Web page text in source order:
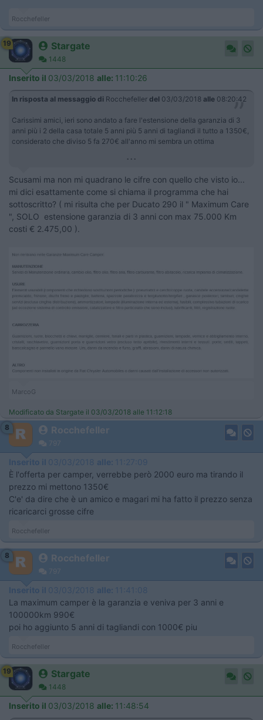
Rocchefeller
19 Stargate
1448
Inserito il 03/03/2018 alle: 11:10:26
In risposta al messaggio di Rocchefeller del 03/03/2018 alle 08:20:42
Carissimi amici, ieri sono andato a fare l'estensione della garanzia di 3
anni più i 2 della casa totale 5 anni più 5 anni di tagliandi il tutto a 1350€,
considerato che diviso 5 fa 270€ all'anno mi sembra un ottima
...
Scusami ma non mi quadrano le cifre con quello che visto io...
mi dici esattamente come si chiama il programma che hai
sottoscritto? ( mi risulta che per Ducato 290 il " Maximum Care
", SOLO estensione garanzia di 3 anni con max 75.000 Km
costi € 2.475,00 ).
MarcoG
Modificato da Stargate il 03/03/2018 alle 11:12:18
8
Rocchefeller
797
Inserito il 03/03/2018 alle: 11:27:09
È l'offerta per camper, verrebbe però 2000 euro ma tirando il
prezzo mi mettono 1350€
C'e' da dire che è un amico e magari mi ha fatto il prezzo senza
ricaricarci grosse cifre
Rocchefeller
8 Rocchefeller
797
Inserito il 03/03/2018 alle: 11:41:08
La maximum camper è la garanzia e veniva per 3 anni e
100000km 990€
poi ho aggiunto 5 anni di tagliandi con 1000€ piu
Rocchefeller
19 Stargate
1448
Inserito il 03/03/2018 alle: 11:48:54